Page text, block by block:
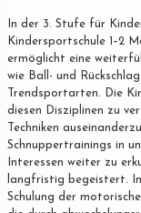
In der 3. Stufe für
Kindersportschule 1–2
ermöglicht eine
wie Ball- und
Trendsportarten. Die
diesen Disziplinen zu
Techniken
Schnuppertrainings in
Interessen weiter zu
langfristig begeistert.
Schulung der